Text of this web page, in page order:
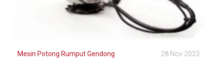
Mesin Potong Rumput Gendong 28 Nov 2023